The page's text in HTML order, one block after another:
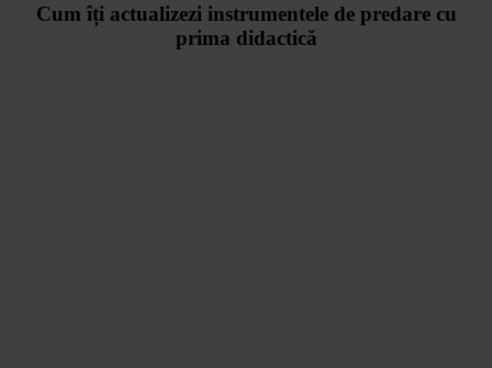
Cum îți actualizezi instrumentele de predare cu
prima didactică